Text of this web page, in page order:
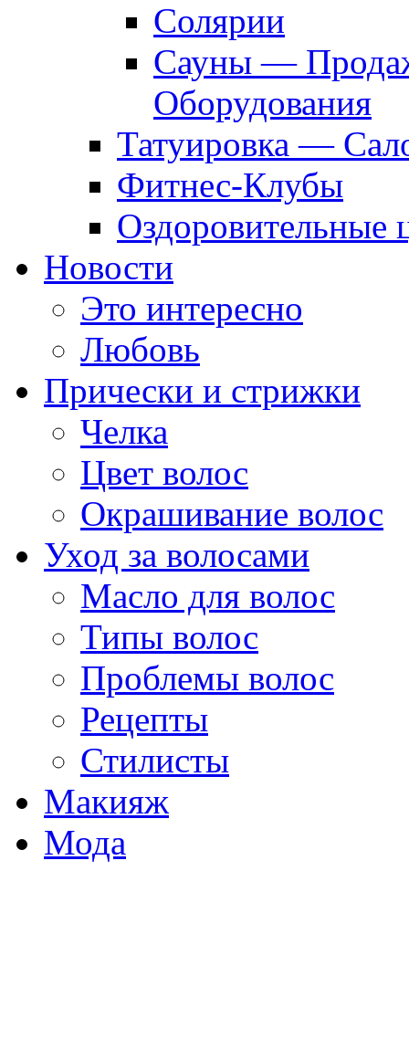
Солярии
Сауны —
Оборудования
Татуировка —
Фитнес-Клубы
Оздоровительные
Новости
Это интересно
Любовь
Прически и стрижки
Челка
Цвет волос
Окрашивание волос
Уход за волосами
Масло для волос
Типы волос
Проблемы волос
Рецепты
Стилисты
Макияж
Мода